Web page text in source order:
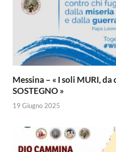
Messina – « I soli MURI,
SOSTEGNO »
19 Giugno 2025